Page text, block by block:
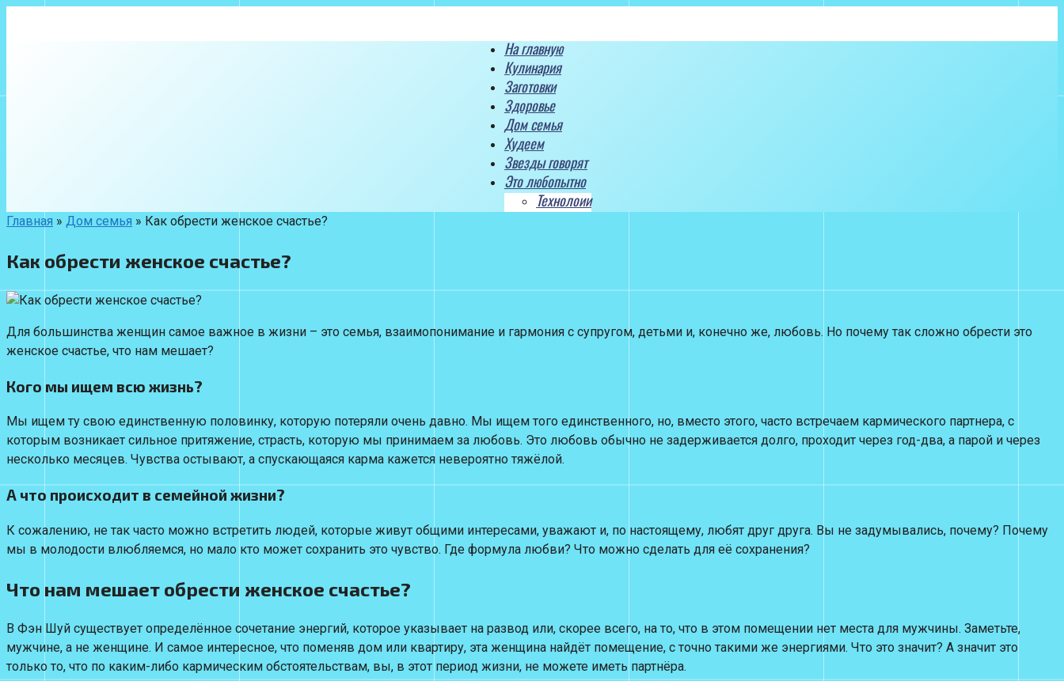
На главную
Кулинария
Заготовки
Здоровье
Дом семья
Худеем
Звезды говорят
Это любопытно
Технолоии
Главная » Дом семья » Как обрести женское счастье?
Как обрести женское счастье?
Для большинства женщин самое важное в жизни – это семья, взаимопонимание и гармония с супругом, детьми и, конечно же, любовь. Но почему так сложно обрести это
женское счастье, что нам мешает?
Кого мы ищем всю жизнь?
Мы ищем ту свою единственную половинку, которую потеряли очень давно. Мы ищем того единственного, но, вместо этого, часто встречаем кармического партнера, с
которым возникает сильное притяжение, страсть, которую мы принимаем за любовь. Это любовь обычно не задерживается долго, проходит через год-два, а парой и через
несколько месяцев. Чувства остывают, а спускающаяся карма кажется невероятно тяжёлой.
А что происходит в семейной жизни?
К сожалению, не так часто можно встретить людей, которые живут общими интересами, уважают и, по настоящему, любят друг друга. Вы не задумывались, почему? Почему
мы в молодости влюбляемся, но мало кто может сохранить это чувство. Где формула любви? Что можно сделать для её сохранения?
Что нам мешает обрести женское счастье?
В Фэн Шуй существует определённое сочетание энергий, которое указывает на развод или, скорее всего, на то, что в этом помещении нет места для мужчины. Заметьте,
мужчине, а не женщине. И самое интересное, что поменяв дом или квартиру, эта женщина найдёт помещение, с точно такими же энергиями. Что это значит? А значит это
только то, что по каким-либо кармическим обстоятельствам, вы, в этот период жизни, не можете иметь партнёра.